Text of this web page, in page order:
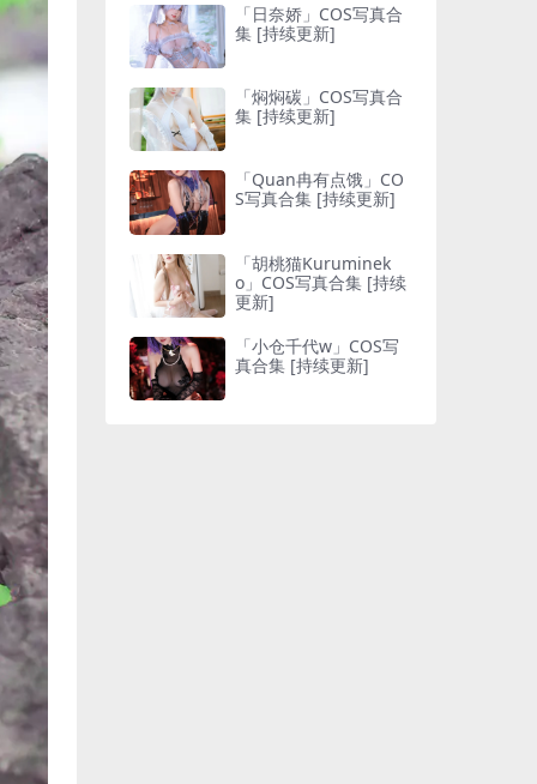
「日奈娇」COS写真合
集 [持续更新]
「焖焖碳」COS写真合
集 [持续更新]
「Quan冉有点饿」CO
S写真合集 [持续更新]
「胡桃猫Kuruminek
o」COS写真合集 [持续
更新]
「小仓千代w」COS写
真合集 [持续更新]